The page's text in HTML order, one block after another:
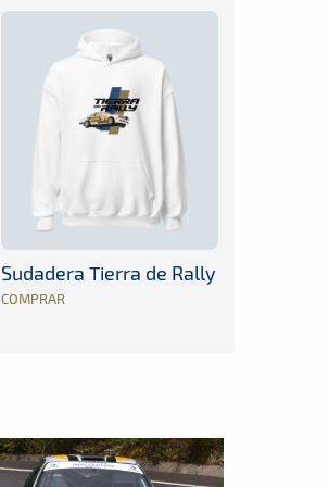
Sudadera Tierra de Rally
COMPRAR